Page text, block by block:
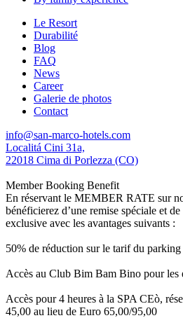
Le Resort
Durabilité
Blog
FAQ
News
Career
Galerie de photos
Contact
info@san-marco-hotels.com
Localitá Cini 31a,
22018 Cima di Porlezza (CO)
Member Booking Benefit
En réservant le MEMBER RATE sur
bénéficierez d’une remise spéciale et
exclusive avec les avantages suivants :
50% de réduction sur le tarif du parking
Accès au Club Bim Bam Bino pour les
Accès pour 4 heures à la SPA CEò,
45,00 au lieu de Euro 65,00/95,00